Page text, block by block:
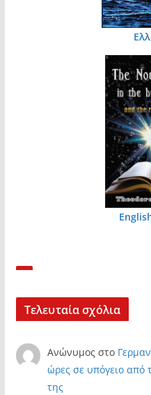
Τελευταία σχόλια
Ανώνυμος στο
ώρες σε υπόγειο από
της